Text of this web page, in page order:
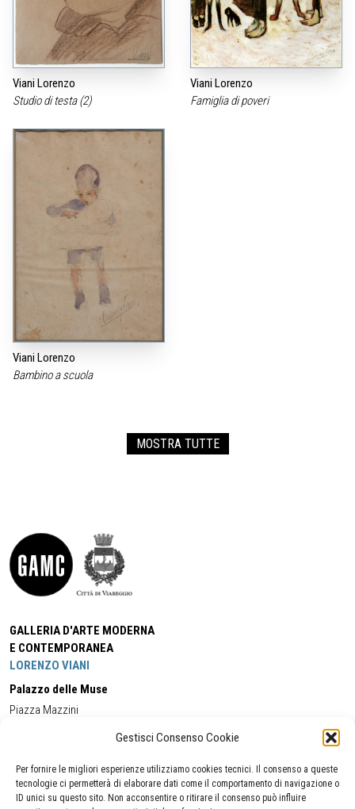
Gestisci Consenso Cookie
Per fornire le migliori esperienze utilizziamo cookies tecnici. Il consenso a queste
tecnologie ci permetterà di elaborare dati come il comportamento di navigazione o
ID unici su questo sito. Non acconsentire o ritirare il consenso può influire
Viani Lorenzo
Studio di testa (2)
Viani Lorenzo
Famiglia di poveri
Viani Lorenzo
Bambino a scuola
MOSTRA TUTTE
GALLERIA D'ARTE MODERNA
E CONTEMPORANEA
LORENZO VIANI
Palazzo delle Muse
Piazza Mazzini
Cell:+39 338 5714978 (orario apertura Galleria)
Tel:
+39 0584 944580
(orario 09.00/13.00)
Email:gamc@comune.viareggio.lu.it